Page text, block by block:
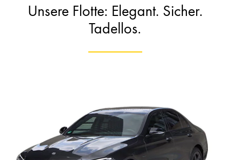
Unsere Flotte: Elegant. Sicher.
Tadellos.